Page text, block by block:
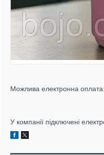
У компанії підключені